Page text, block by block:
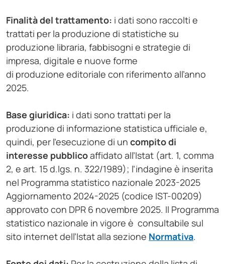
Finalità del trattamento: i dati sono raccolti e
trattati per la produzione di statistiche su
produzione libraria, fabbisogni e strategie di
impresa, digitale e nuove forme
di produzione editoriale con riferimento all’anno
2025.
Base giuridica: i dati sono trattati per la
produzione di informazione statistica ufficiale e,
quindi, per l'esecuzione di un compito di
interesse pubblicoaffidato all’Istat (art. 1, comma
2, e art. 15 d.lgs. n. 322/1989); l’indagine è inserita
nel Programma statistico nazionale 2023-2025
Aggiornamento 2024-2025 (codice IST-00209)
approvato con DPR 6 novembre 2025. Il Programma
statistico nazionale in vigore è consultabile sul
sito internet dell’Istat alla sezione Normativa.